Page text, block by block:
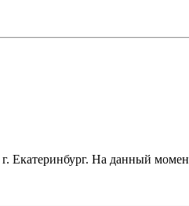
Екатеринбург. На данный